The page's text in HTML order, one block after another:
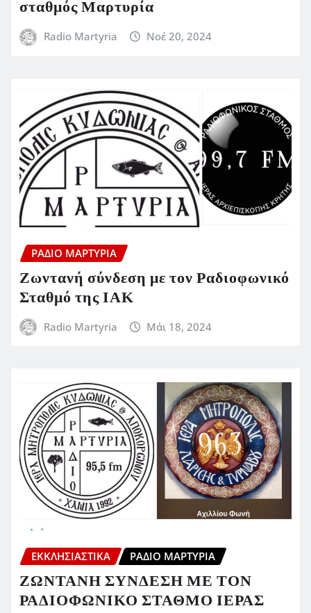
σταθμός Μαρτυρία
Radio Martyria Νοέ 20, 2024
ΡΆΔΙΟ ΜΑΡΤΥΡΊΑ
Ζωντανή σύνδεση με τον Ραδιοφωνικό
Σταθμό της ΙΑΚ
Radio Martyria Μάι 18, 2024
ΕΚΚΛΗΣΙΑΣΤΙΚΆ ΡΆΔΙΟ ΜΑΡΤΥΡΊΑ
ΖΩΝΤΑΝΗ ΣΥΝΔΕΣΗ ΜΕ ΤΟΝ
ΡΑΔΙΟΦΩΝΙΚΟ ΣΤΑΘΜΟ ΙΕΡΑΣ